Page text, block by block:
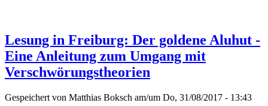
Lesung in Freiburg: Der goldene Aluhut -
Eine Anleitung zum Umgang mit
Verschwörungstheorien
Gespeichert von Matthias Boksch am/um Do, 31/08/2017 - 13:43